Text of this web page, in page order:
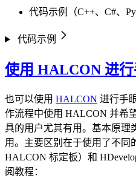
代码示例（C++、C#、
代码示例
使用 HALCON 进
也可以使用 HALCON 进行手
作流程中使用 HALCON 并希
具的用户尤其有用。基本原理
用。主要区别在于使用了不同
HALCON 标定板）和
阅教程：